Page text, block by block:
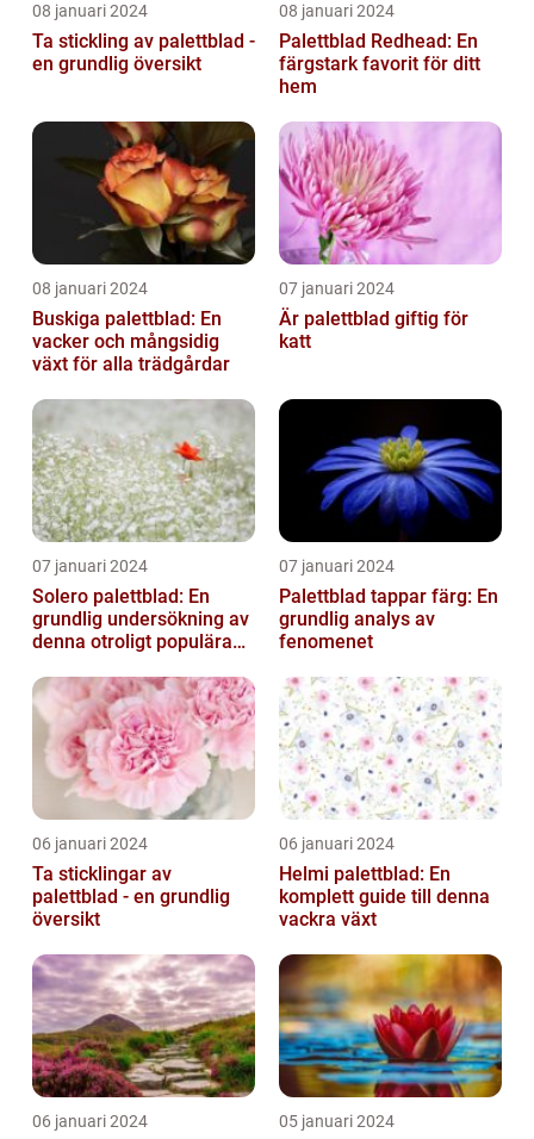
08 januari 2024
Ta stickling av palettblad -
en grundlig översikt
08 januari 2024
Palettblad Redhead: En
färgstark favorit för ditt
hem
08 januari 2024
Buskiga palettblad: En
vacker och mångsidig
växt för alla trädgårdar
07 januari 2024
Är palettblad giftig för
katt
07 januari 2024
Solero palettblad: En
grundlig undersökning av
denna otroligt populära
07 januari 2024
Palettblad tappar färg: En
grundlig analys av
fenomenet
06 januari 2024
Ta sticklingar av
palettblad - en grundlig
översikt
06 januari 2024
Helmi palettblad: En
komplett guide till denna
vackra växt
06 januari 2024 05 januari 2024